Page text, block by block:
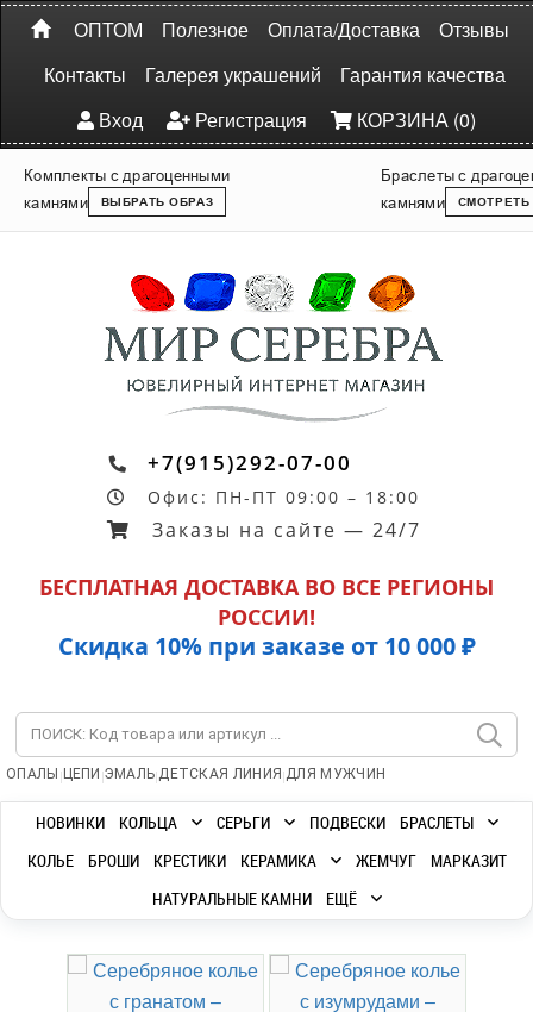
ОПТОМ Полезное Оплата/Доставка
Отзывы
Контакты
Галерея украшений
Гарантия качества
Вход
Регистрация КОРЗИНА (0)
Комплекты с драгоценными
камнями
ВЫБРАТЬ ОБРАЗ
Браслеты с
камнями
СМОТРЕТЬ
+7(915)292-07-00
Офис: ПН-ПТ 09:00 – 18:00
Заказы на сайте — 24/7
БЕСПЛАТНАЯ ДОСТАВКА ВО ВСЕ РЕГИОНЫ
РОССИИ!
Скидка 10% при заказе от 10 000 ₽
ОПАЛЫ | ЦЕПИ |ЭМАЛЬ|ДЕТСКАЯ ЛИНИЯ |ДЛЯ МУЖЧИН
НОВИНКИ КОЛЬЦА СЕРЬГИ ПОДВЕСКИ
БРАСЛЕТЫ
КОЛЬЕ
БРОШИ КРЕСТИКИ КЕРАМИКА ЖЕМЧУГ
МАРКАЗИТ
НАТУРАЛЬНЫЕ КАМНИ
ЕЩЁ